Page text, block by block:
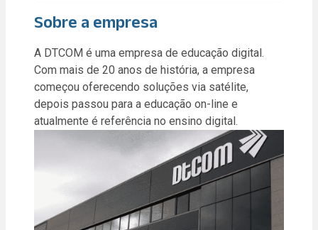
Sobre a empresa
A DTCOM é uma empresa de educação digital.
Com mais de 20 anos de história, a empresa
começou oferecendo soluções via satélite,
depois passou para a educação on-line e
atualmente é referência no ensino digital.